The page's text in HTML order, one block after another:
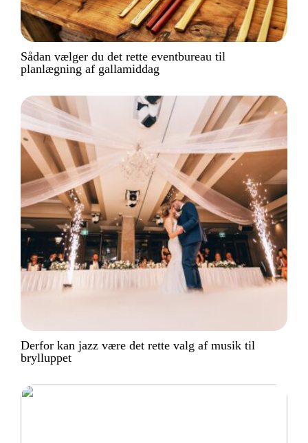
Sådan vælger du det rette eventbureau til
planlægning af gallamiddag
Derfor kan jazz være det rette valg af musik til
brylluppet